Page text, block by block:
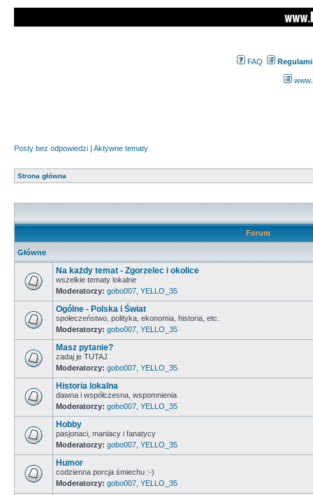
FAQ
Posty bez odpowiedzi | Aktywne tematy
Strona główna
Forum
Główne
Na każdy temat - Zgorzelec i okolice
wszelkie tematy lokalne
Moderatorzy: gobo007 YELLO_35
Ogólne - Polska i Świat
społeczeństwo, polityka, ekonomia, historia, etc.
Moderatorzy: gobo007 YELLO_35
Masz pytanie?
zadaj je TUTAJ
Moderatorzy: gobo007 YELLO_35
Historia lokalna
dawna i współczesna, wspomnienia
Moderatorzy: gobo007 YELLO_35
Hobby
pasjonaci, maniacy i fanatycy
Moderatorzy: gobo007 YELLO_35
Humor
codzienna porcja śmiechu :-)
Moderatorzy: gobo007 YELLO_35